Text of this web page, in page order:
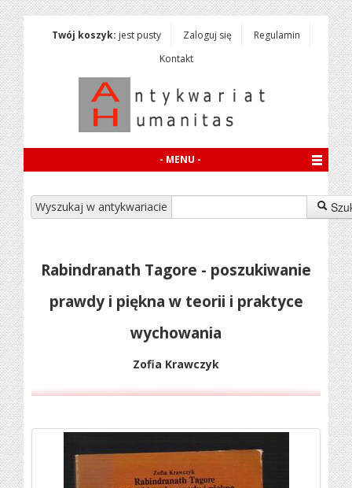
Twój koszyk: jest pusty Zaloguj się
Regulamin
Kontakt
- MENU -
Wyszukaj w antykwariacie
Rabindranath Tagore - poszukiwanie
prawdy i piękna w teorii i praktyce
wychowania
Zofia Krawczyk